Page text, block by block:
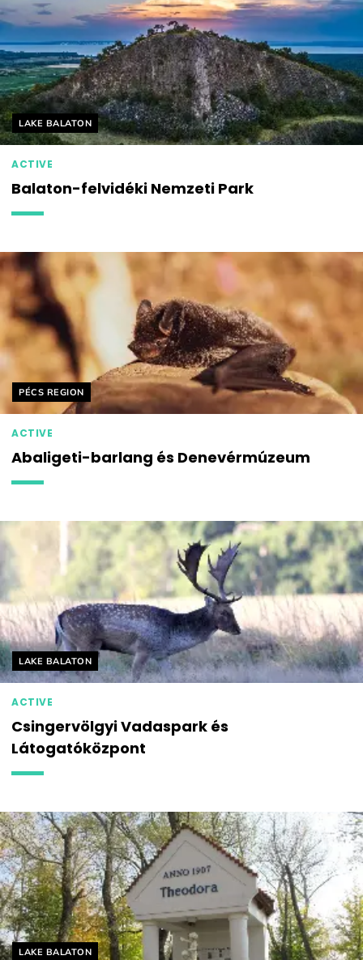
Helyszín címkék:
LAKE BALATON
ACTIVE
Balaton-felvidéki Nemzeti Park
Helyszín címkék:
PÉCS REGION
ACTIVE
Abaligeti-barlang és Denevérmúzeum
Helyszín címkék:
LAKE BALATON
ACTIVE
Csingervölgyi Vadaspark és
Látogatóközpont
Helyszín címkék:
LAKE BALATON